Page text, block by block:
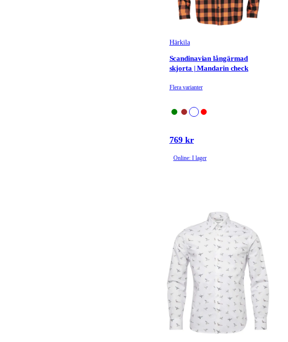
Härkila
Scandinavian långärmad
skjorta | Mandarin check
Flera varianter
769 kr
Online: I lager